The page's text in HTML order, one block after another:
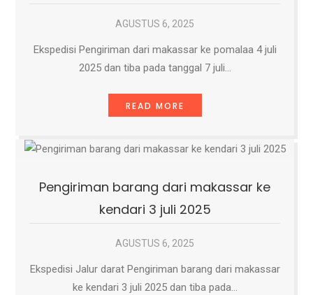
AGUSTUS 6, 2025
Ekspedisi Pengiriman dari makassar ke pomalaa 4 juli
2025 dan tiba pada tanggal 7 juli…
READ MORE
Pengiriman barang dari makassar ke
kendari 3 juli 2025
AGUSTUS 6, 2025
Ekspedisi Jalur darat Pengiriman barang dari makassar
ke kendari 3 juli 2025 dan tiba pada…